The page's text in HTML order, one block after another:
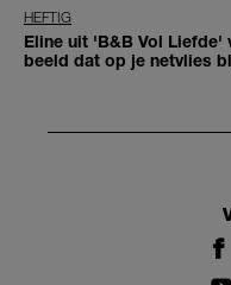
HEFTIG
Eline uit 'B&B Vol Liefde'
beeld dat op je netvlies